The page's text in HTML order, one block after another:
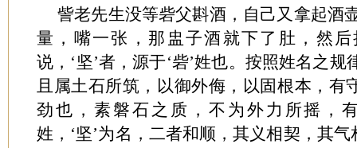
訾老先生没等砦父斟酒，自己又拿起酒
量，嘴一张，那盅子酒就下了肚，然
说，‘坚’者，源于‘砦’姓也。按照姓名之
且属土石所筑，以御外侮，以固根本，有
劲也，素磐石之质，不为外力所摇，
姓，‘坚’为名，二者和顺，其义相契，其气